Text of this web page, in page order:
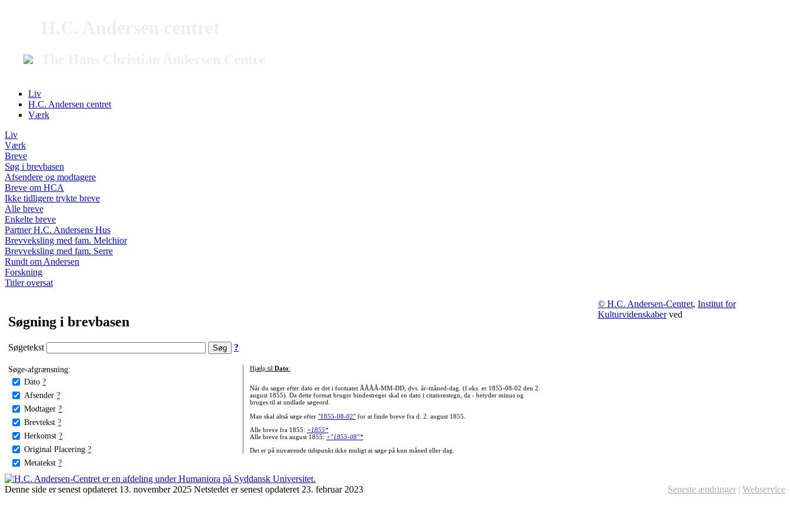
Liv
H.C. Andersen centret
Værk
Liv
Værk
Breve
Søg i brevbasen
Afsendere og modtagere
Breve om HCA
Ikke tidligere trykte breve
Alle breve
Enkelte breve
Partner H.C. Andersens Hus
Brevveksling med fam. Melchior
Brevveksling med fam. Serre
Rundt om Andersen
Forskning
Titler oversat
Søgning i brevbasen
Søgetekst ?
Søge-afgrænsning:
Dato ?
Afsender ?
Modtager ?
Brevtekst ?
Herkomst ?
Original Placering ?
Metatekst ?
Hjælp til Dato:
Når du søger efter dato er det i formatet ÅÅÅÅ-MM-DD, dvs. år-måned-dag. (f.eks. er 1855-08-02 den 2.
august 1855). Da dette format bruger bindestreger skal en dato i citationstegn, da - betyder minus og
bruges til at undlade søgeord.
Man skal altså søge efter "1855-08-02"for at finde breve fra d. 2. august 1855.
Alle breve fra 1855: +1855*
Alle breve fra august 1855: +"1855-08"*
Det er på nuværende tidspunkt ikke muligt at søge på kun måned eller dag.
© H.C. Andersen-Centret, Institut for
Kulturvidenskaberved
Denne side er senest opdateret 13. november 2025 Netstedet er senest opdateret 23. februar 2023 Seneste ændringer | Webservice